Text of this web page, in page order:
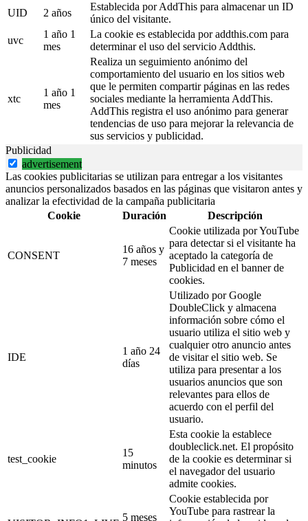
UID
2 años
Establecida por AddThis para almacenar un ID
único del visitante.
uvc
1 año 1
mes
La cookie es establecida por addthis.com para
determinar el uso del servicio Addthis.
xtc
1 año 1
mes
Realiza un seguimiento anónimo del
comportamiento del usuario en los sitios web
que le permiten compartir páginas en las redes
sociales mediante la herramienta AddThis.
AddThis registra el uso anónimo para generar
tendencias de uso para mejorar la relevancia de
sus servicios y publicidad.
Publicidad
advertisement
Las cookies publicitarias se utilizan para entregar a los visitantes
anuncios personalizados basados en las páginas que visitaron antes y
analizar la efectividad de la campaña publicitaria
Cookie
Duración Descripción
CONSENT
16 años y
7 meses
Cookie utilizada por YouTube
para detectar si el visitante ha
aceptado la categoría de
Publicidad en el banner de
cookies.
IDE
1 año 24
días
Utilizado por Google
DoubleClick y almacena
información sobre cómo el
usuario utiliza el sitio web y
cualquier otro anuncio antes
de visitar el sitio web. Se
utiliza para presentar a los
usuarios anuncios que son
relevantes para ellos de
acuerdo con el perfil del
usuario.
test_cookie
15
minutos
Esta cookie la establece
doubleclick.net. El propósito
de la cookie es determinar si
el navegador del usuario
admite cookies.
5 meses
Cookie establecida por
YouTube para rastrear la